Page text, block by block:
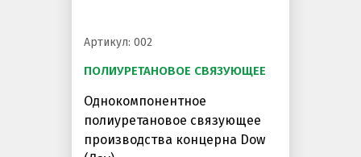
Артикул: 002
ПОЛИУРЕТАНОВОЕ СВЯЗУЮЩЕЕ
Однокомпонентное
полиуретановое связующее
производства концерна Dow